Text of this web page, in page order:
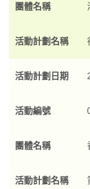
團體名稱
活動計劃名稱
活動計劃日期
活動編號
團體名稱
活動計劃名稱